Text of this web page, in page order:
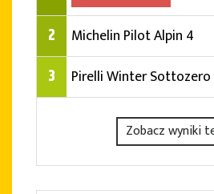
2 Michelin Pilot Alpin 4
3 Pirelli Winter Sottozero
Zobacz wyniki